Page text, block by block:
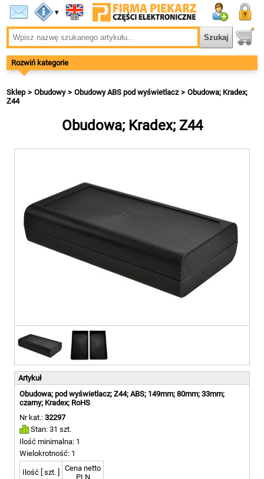
▾
Rozwiń kategorie
Sklep Obudowy Obudowy ABS pod wyświetlacz
Obudowa; Kradex;
Z44
Obudowa; Kradex; Z44
Artykuł
Obudowa; pod wyświetlacz; Z44; ABS; 149mm; 80mm; 33mm;
czarny; Kradex; RoHS
Nr kat.: 32297
Stan: 31 szt.
Ilość minimalna: 1
Wielokrotność: 1
Ilość [ szt. ]
Cena netto
PLN